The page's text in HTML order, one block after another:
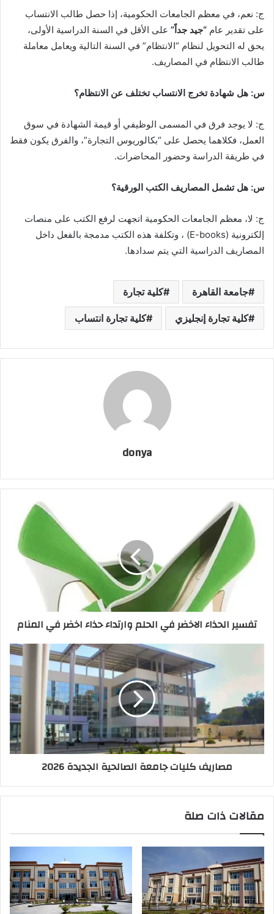
ج: نعم، في معظم الجامعات الحكومية، إذا حصل طالب الانتساب
على تقدير عام “جيد جداً” على الأقل في السنة الدراسية الأولى،
يحق له التحويل لنظام “الانتظام” في السنة التالية ويعامل معاملة
طالب الانتظام في المصاريف.
س: هل شهادة تخرج الانتساب تختلف عن الانتظام؟
ج: لا يوجد فرق في المسمى الوظيفي أو قيمة الشهادة في سوق
العمل، فكلاهما يحصل على “بكالوريوس التجارة”، والفرق يكون فقط
في طريقة الدراسة وحضور المحاضرات.
س: هل تشمل المصاريف الكتب الورقية؟
ج: لا، معظم الجامعات الحكومية اتجهت لرفع الكتب على منصات
إلكترونية (E-books) ، وتكلفة هذه الكتب مدمجة بالفعل داخل
المصاريف الدراسية التي يتم سدادها.
جامعة القاهرة كلية تجارة
كلية تجارة إنجليزي كلية تجارة انتساب
donya
تفسير الحذاء الاخضر في الحلم وارتداء حذاء اخضر في المنام
مصاريف كليات جامعة الصالحية الجديدة 2026
مقالات ذات صلة